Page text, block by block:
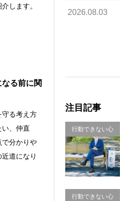
します。
る前に関
守る考え方
、仲直
で分かりや
道になり
2026.08.03
注目記事
行動できない心
理・思い込み
行動できない心